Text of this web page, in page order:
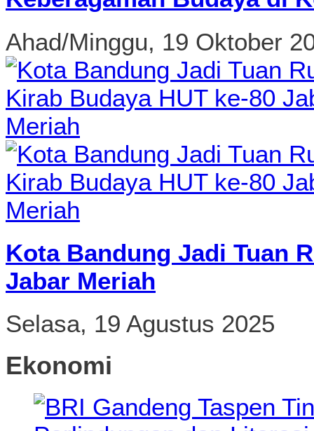
Ahad/Minggu, 19 Oktober
Kota Bandung Jadi Tuan
Jabar Meriah
Selasa, 19 Agustus 2025
Ekonomi